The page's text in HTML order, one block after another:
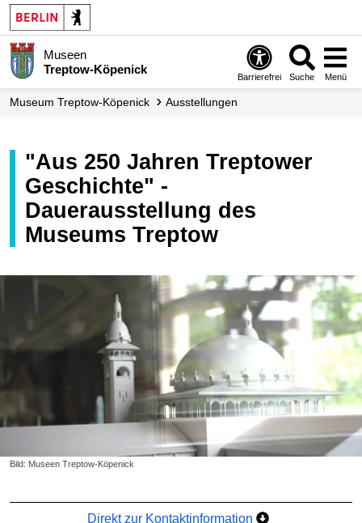
Museen
Treptow-Köpenick
Barrierefrei Suche Menü
Museum Treptow-Köpenick Ausstellungen
"Aus 250 Jahren Treptower
Geschichte" -
Dauerausstellung des
Museums Treptow
Bild: Museen Treptow-Köpenick
Direkt zur Kontaktinformation